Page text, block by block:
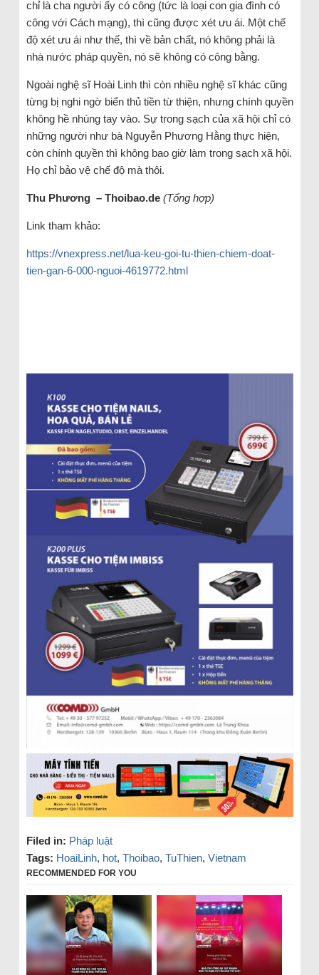
chỉ là cha người ấy có công (tức là loại con gia đình có
công với Cách mạng), thì cũng được xét ưu ái. Một chế
độ xét ưu ái như thế, thì về bản chất, nó không phải là
nhà nước pháp quyền, nó sẽ không có công bằng.
Ngoài nghệ sĩ Hoài Linh thì còn nhiều nghệ sĩ khác cũng
từng bị nghi ngờ biển thủ tiền từ thiện, nhưng chính quyền
không hề nhúng tay vào. Sự trong sạch của xã hội chỉ có
những người như bà Nguyễn Phương Hằng thực hiện,
còn chính quyền thì không bao giờ làm trong sạch xã hội.
Họ chỉ bảo vệ chế độ mà thôi.
Thu Phương – Thoibao.de (Tổng hợp)
Link tham khảo:
https://vnexpress.net/lua-keu-goi-tu-thien-chiem-doat-
tien-gan-6-000-nguoi-4619772.html
Filed in: Pháp luật
Tags: HoaiLinh, hot, Thoibao, TuThien, Vietnam
RECOMMENDED FOR YOU